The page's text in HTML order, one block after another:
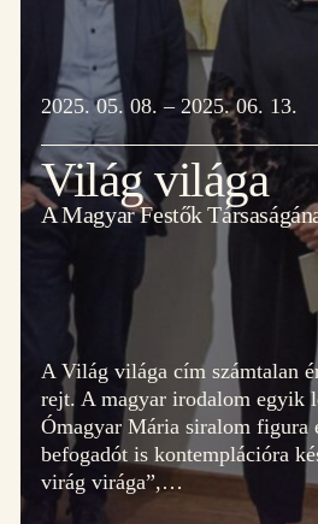
2025. 05. 08. – 2025. 06. 13.
Világ világa
A Magyar Festők
A Világ világa cím számtalan
rejt. A magyar irodalom egyik
Ómagyar Mária siralom figura
befogadót is kontemplációra
virág virága”,…